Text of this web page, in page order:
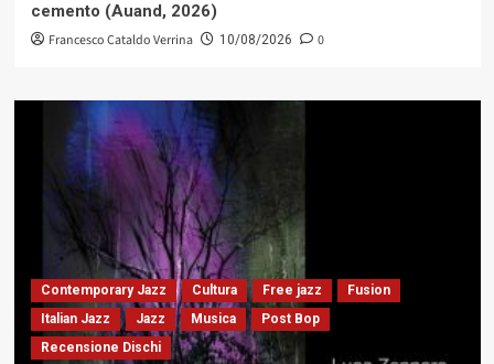
cemento (Auand, 2026)
Francesco Cataldo Verrina 10/08/2026 0
Contemporary Jazz Cultura Free jazz
Fusion
Italian Jazz
Jazz Musica
Post Bop
Recensione Dischi